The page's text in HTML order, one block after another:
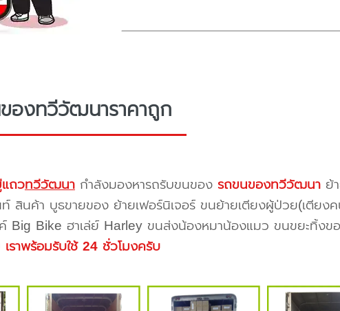
องทวีวัฒนาราคาถูก
ถวทวีวัฒนากำลังมองหารถรับขนของ รถขนของทวีวัฒนาย้
สินค้า บูธขายของ ย้ายเฟอร์นิเจอร์ ขนย้ายเตียงผู้ป่วย(เตียง
Big Bike ฮาเล่ย์ Harley ขนส่งน้องหมาน้องแมว ขนขยะทิ้งข
เราพร้อมรับใช้ 24 ชั่วโมงครับ